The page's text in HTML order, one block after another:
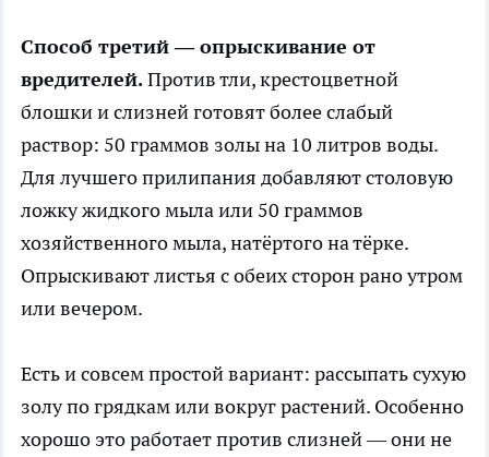
Способ третий — опрыскивание от
вредителей.Против тли, крестоцветной
блошки и слизней готовят более слабый
раствор: 50 граммов золы на 10 литров воды.
Для лучшего прилипания добавляют столовую
ложку жидкого мыла или 50 граммов
хозяйственного мыла, натёртого на тёрке.
Опрыскивают листья с обеих сторон рано утром
или вечером.
Есть и совсем простой вариант: рассыпать сухую
золу по грядкам или вокруг растений. Особенно
хорошо это работает против слизней — они не